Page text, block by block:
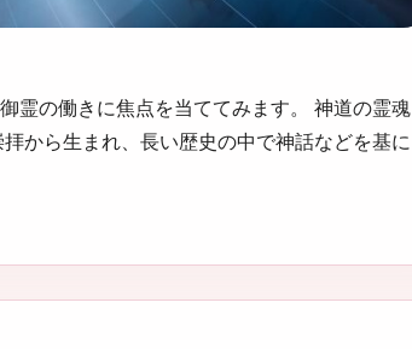
霊の働きに焦点を当ててみます。 神道の霊魂
から生まれ、長い歴史の中で神話などを基に